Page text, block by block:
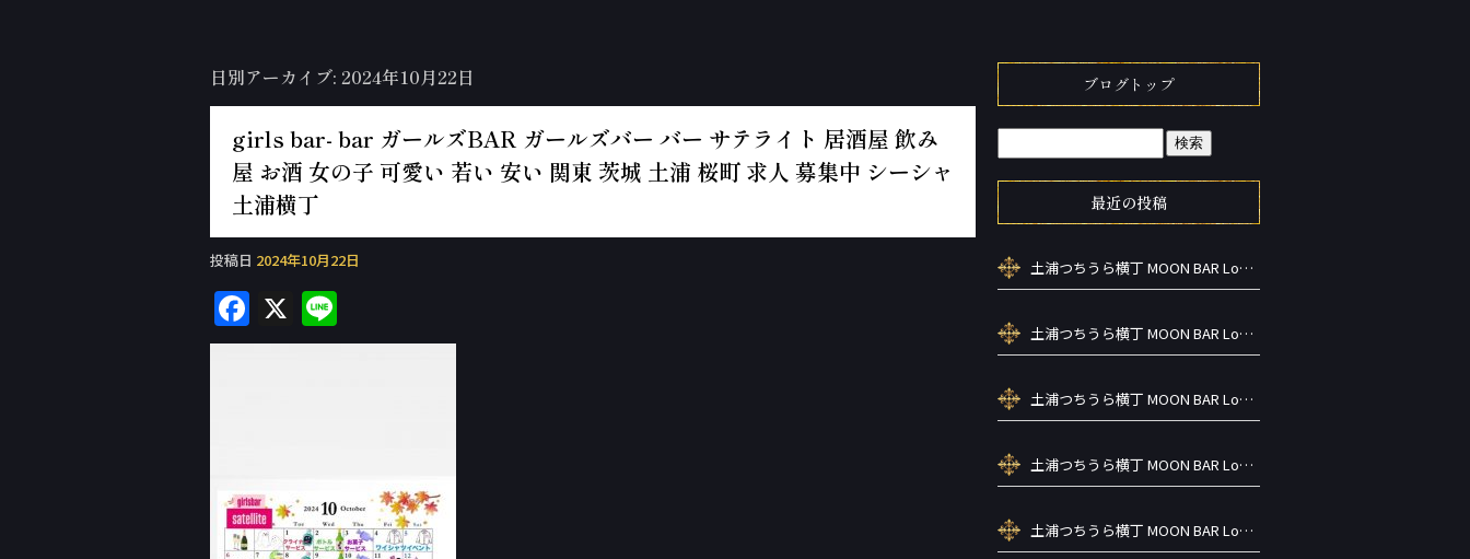
日別アーカイブ: 2024年10月22日
girls bar- bar ガールズBAR ガールズバー バー サテライト 居酒屋 飲み
屋 お酒 女の子 可愛い 若い 安い 関東 茨城 土浦 桜町 求人 募集中 シーシャ
土浦横丁
投稿日 2024年10月22日
F
a
o
o
X
n
ブログトップ
最近の投稿
土浦つちうら横丁 MOON BAR Lounge ーズメントBAR シーシャカラ オケお酒
土浦つちうら横丁 MOON BAR Lounge ーズメントBAR シーシャカラ オケお酒
土浦つちうら横丁 MOON BAR Lounge ーズメントBAR シーシャカラ オケお酒
土浦つちうら横丁 MOON BAR Lounge ーズメントBAR シーシャカラ オケお酒
土浦つちうら横丁 MOON BAR Lounge ーズメントBAR シーシャカラ オケお酒